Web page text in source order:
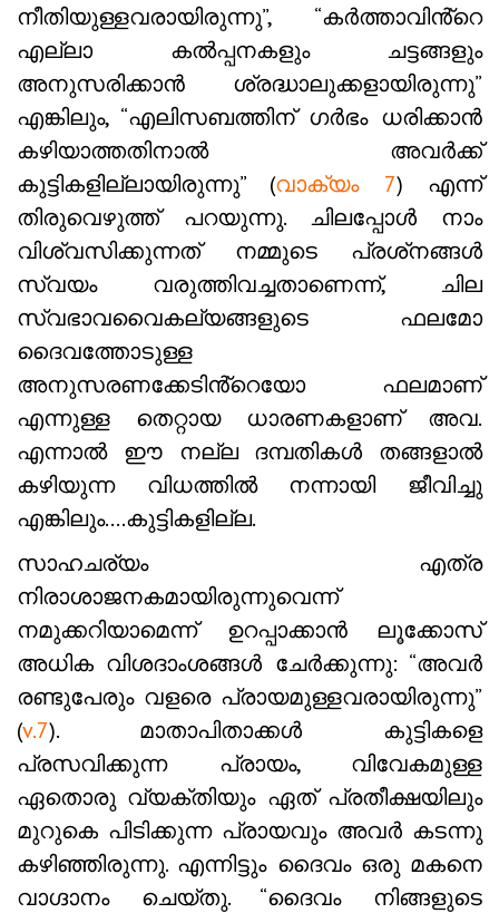
നീതിയുള്ളവരായിരുന്നു”, “കർത്താവിൻ്റെ
എല്ലാ കൽപ്പനകളും ചട്ടങ്ങളും
അനുസരിക്കാൻ ശ്രദ്ധാലുക്കളായിരുന്നു”
എങ്കിലും, “എലിസബത്തിന് ഗർഭം ധരിക്കാൻ
കഴിയാത്തതിനാൽ അവർക്ക്
കുട്ടികളില്ലായിരുന്നു” (വാക്യം 7) എന്ന്
തിരുവെഴുത്ത് പറയുന്നു. ചിലപ്പോൾ നാം
വിശ്വസിക്കുന്നത് നമ്മുടെ പ്രശ്‌നങ്ങൾ
സ്വയം വരുത്തിവച്ചതാണെന്ന്, ചില
സ്വഭാവവൈകല്യങ്ങളുടെ ഫലമോ
ദൈവത്തോടുള്ള
അനുസരണക്കേടിൻ്റെയോ ഫലമാണ്
എന്നുള്ള തെറ്റായ ധാരണകളാണ് അവ.
എന്നാൽ ഈ നല്ല ദമ്പതികൾ തങ്ങളാൽ
കഴിയുന്ന വിധത്തിൽ നന്നായി ജീവിച്ചു
എങ്കിലും….കുട്ടികളില്ല.
സാഹചര്യം എത്ര
നിരാശാജനകമായിരുന്നുവെന്ന്
നമുക്കറിയാമെന്ന് ഉറപ്പാക്കാൻ ലൂക്കോസ്
അധിക വിശദാംശങ്ങൾ ചേർക്കുന്നു: “അവർ
രണ്ടുപേരും വളരെ പ്രായമുള്ളവരായിരുന്നു”
(v.7). മാതാപിതാക്കൾ കുട്ടികളെ
പ്രസവിക്കുന്ന പ്രായം, വിവേകമുള്ള
ഏതൊരു വ്യക്തിയും ഏത് പ്രതീക്ഷയിലും
മുറുകെ പിടിക്കുന്ന പ്രായവും അവർ കടന്നു
കഴിഞ്ഞിരുന്നു. എന്നിട്ടും ദൈവം ഒരു മകനെ
വാഗ്ദാനം ചെയ്തു. “ദൈവം നിങ്ങളുടെ